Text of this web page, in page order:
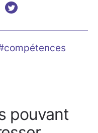
pouvant